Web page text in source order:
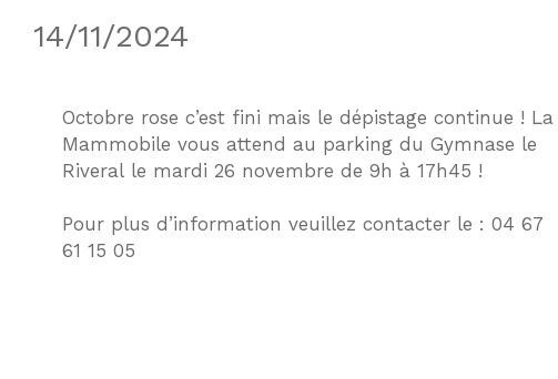
14/11/2024
Octobre rose c’est fini mais le dépistage continue ! La
Mammobile vous attend au parking du Gymnase le
Riveral le mardi 26 novembre de 9h à 17h45 !
Pour plus d’information veuillez contacter le : 04 67
61 15 05